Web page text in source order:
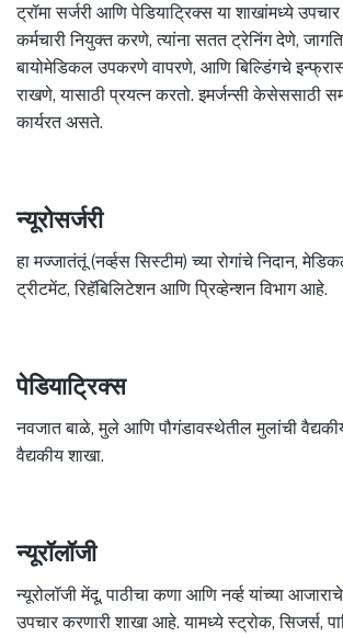
ट्रॉमा सर्जरी आणि पेडियाट्रिक्स या शाखांमध्ये
कर्मचारी नियुक्त करणे, त्यांना सतत ट्रेनिंग देणे,
बायोमेडिकल उपकरणे वापरणे, आणि बिल्डिंगचे
राखणे, यासाठी प्रयत्न करतो. इमर्जन्सी केसेससाठी
कार्यरत असते.
न्यूरोसर्जरी
हा मज्जातंतूं (नर्व्हस सिस्टीम) च्या रोगांचे निदान,
ट्रीटमेंट, रिहॅबिलिटेशन आणि प्रिव्हेन्शन विभाग आहे.
पेडियाट्रिक्स
नवजात बाळे, मुले आणि पौगंडावस्थेतील मुलांची
वैद्यकीय शाखा.
न्यूरॉलॉजी
न्यूरोलॉजी मेंदू, पाठीचा कणा आणि नर्व्ह यांच्या
उपचार करणारी शाखा आहे. यामध्ये स्ट्रोक, सिजर्स,